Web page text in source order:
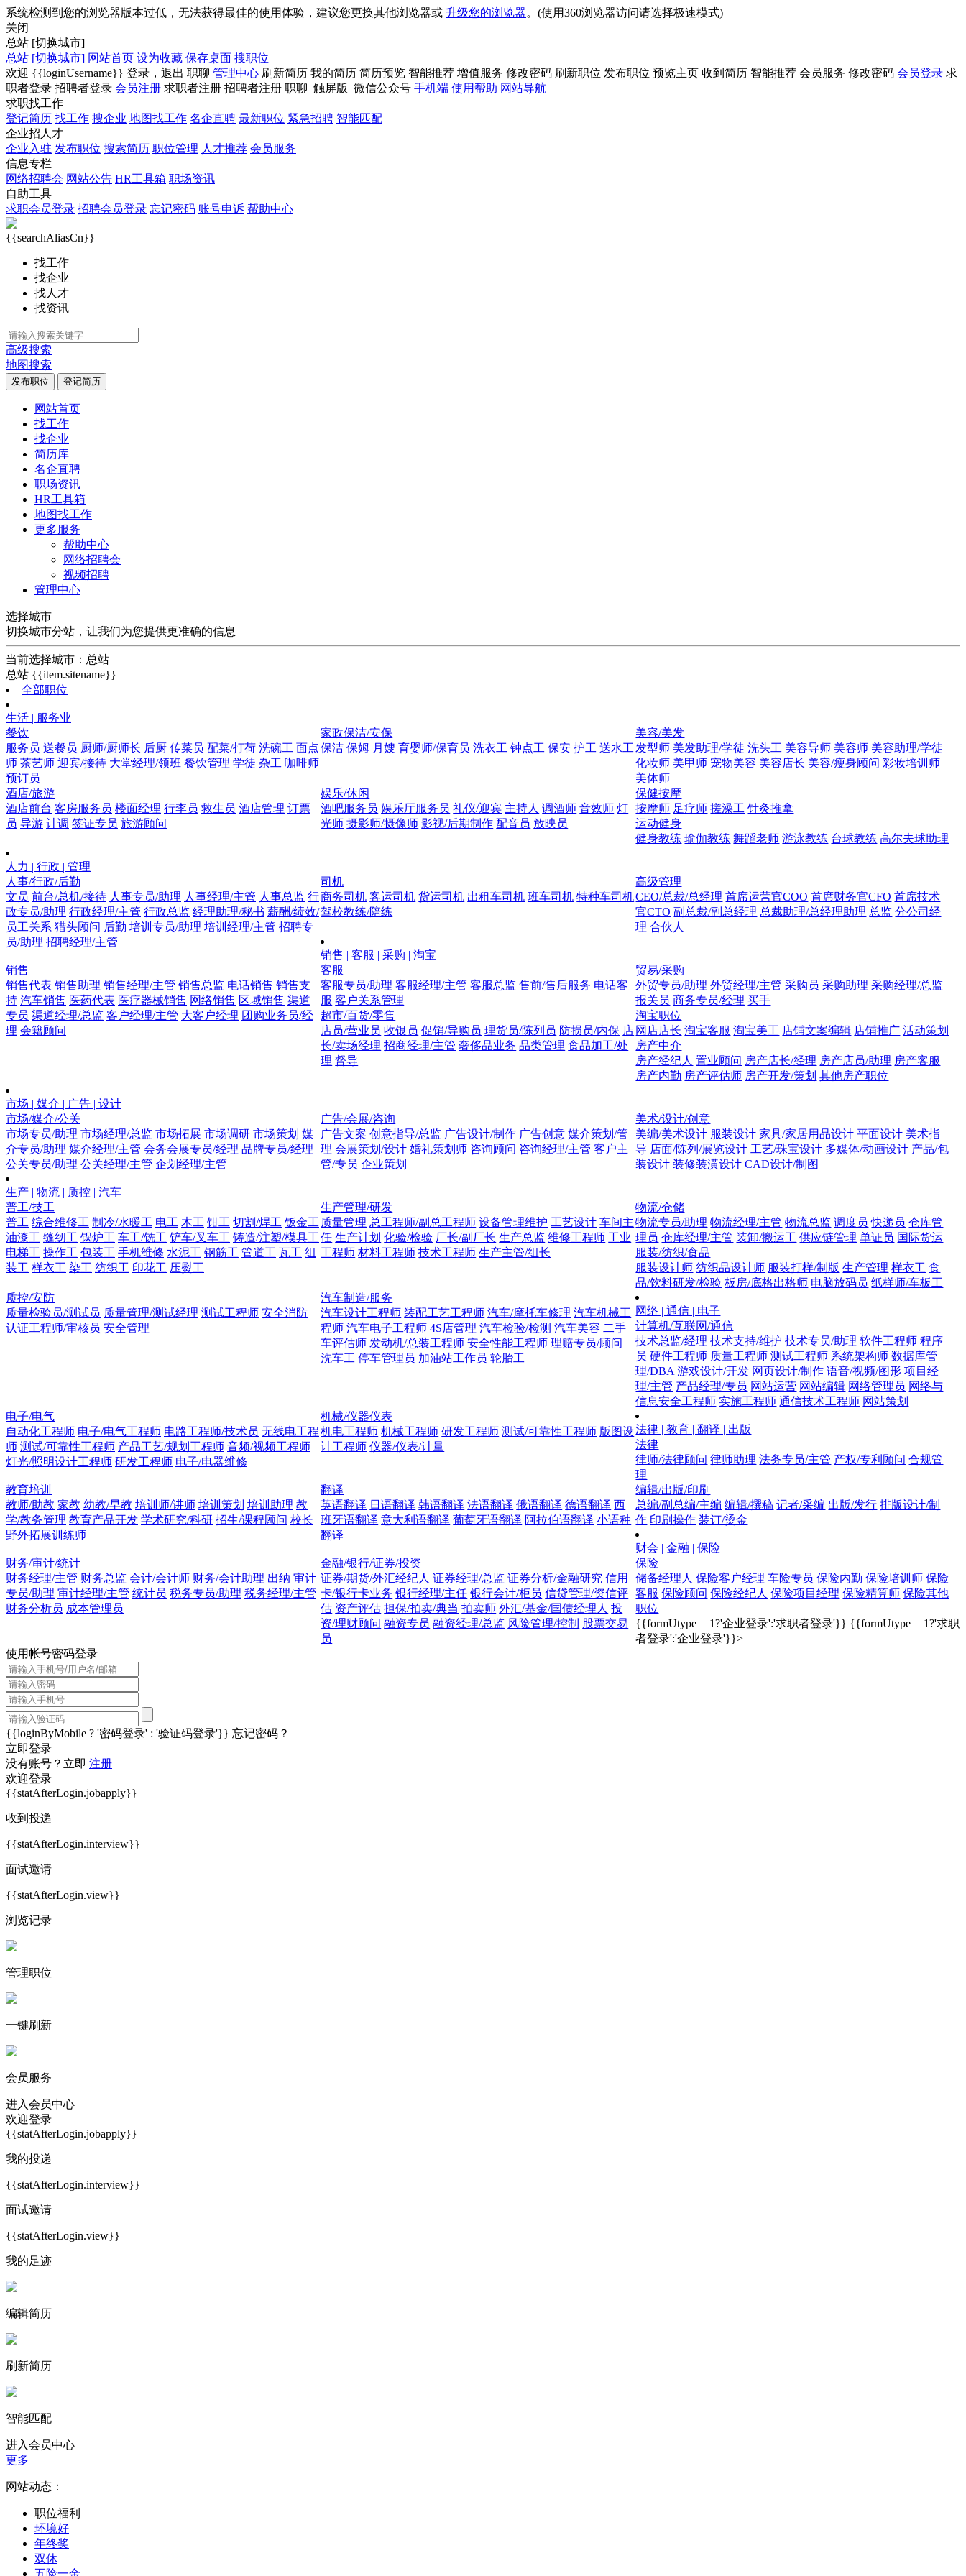
系统检测到您的浏览器版本过低，无法获得最佳的使用体验，建议您更换其他浏览器或 升级您的浏览器。(使用360浏览器访问请选择极速模式)
关闭
总站 [切换城市]
总站 [切换城市] 网站首页 设为收藏 保存桌面 搜职位
欢迎 {{loginUsername}} 登录， 退出 职聊 管理中心 刷新简历 我的简历 简历预览 智能推荐 增值服务 修改密码 刷新职位 发布职位 预览主页 收到简历 智能推荐 会员服务 修改密码 会员登录 求
职者登录 招聘者登录 会员注册 求职者注册 招聘者注册 职聊 触屏版 微信公众号 手机端 使用帮助 网站导航
求职找工作
登记简历 找工作 搜企业 地图找工作 名企直聘 最新职位 紧急招聘 智能匹配
企业招人才
企业入驻 发布职位 搜索简历 职位管理 人才推荐 会员服务
信息专栏
网络招聘会 网站公告 HR工具箱 职场资讯
自助工具
求职会员登录 招聘会员登录 忘记密码 账号申诉 帮助中心
{{searchAliasCn}}
找工作
找企业
找人才
找资讯
高级搜索
地图搜索
发布职位 登记简历
网站首页
找工作
找企业
简历库
名企直聘
职场资讯
HR工具箱
地图找工作
更多服务
帮助中心
网络招聘会
视频招聘
管理中心
选择城市
切换城市分站，让我们为您提供更准确的信息
当前选择城市： 总站
总站 {{item.sitename}}
全部职位
生活 | 服务业
餐饮
服务员 送餐员 厨师/厨师长 后厨 传菜员 配菜/打荷 洗碗工 面点
师 茶艺师 迎宾/接待 大堂经理/领班 餐饮管理 学徒 杂工 咖啡师
预订员
家政保洁/安保
保洁 保姆 月嫂 育婴师/保育员 洗衣工 钟点工 保安 护工 送水工
美容/美发
发型师 美发助理/学徒 洗头工 美容导师 美容师 美容助理/学徒
化妆师 美甲师 宠物美容 美容店长 美容/瘦身顾问 彩妆培训师
美体师
酒店/旅游
酒店前台 客房服务员 楼面经理 行李员 救生员 酒店管理 订票
员 导游 计调 签证专员 旅游顾问
娱乐/休闲
酒吧服务员 娱乐厅服务员 礼仪/迎宾 主持人 调酒师 音效师 灯
光师 摄影师/摄像师 影视/后期制作 配音员 放映员
保健按摩
按摩师 足疗师 搓澡工 针灸推拿
运动健身
健身教练 瑜伽教练 舞蹈老师 游泳教练 台球教练 高尔夫球助理
人力 | 行政 | 管理
人事/行政/后勤
文员 前台/总机/接待 人事专员/助理 人事经理/主管 人事总监 行
政专员/助理 行政经理/主管 行政总监 经理助理/秘书 薪酬/绩效/
员工关系 猎头顾问 后勤 培训专员/助理 培训经理/主管 招聘专
员/助理 招聘经理/主管
司机
商务司机 客运司机 货运司机 出租车司机 班车司机 特种车司机
驾校教练/陪练
高级管理
CEO/总裁/总经理 首席运营官COO 首席财务官CFO 首席技术
官CTO 副总裁/副总经理 总裁助理/总经理助理 总监 分公司经
理 合伙人
销售 | 客服 | 采购 | 淘宝
销售
销售代表 销售助理 销售经理/主管 销售总监 电话销售 销售支
持 汽车销售 医药代表 医疗器械销售 网络销售 区域销售 渠道
专员 渠道经理/总监 客户经理/主管 大客户经理 团购业务员/经
理 会籍顾问
客服
客服专员/助理 客服经理/主管 客服总监 售前/售后服务 电话客
服 客户关系管理
贸易/采购
外贸专员/助理 外贸经理/主管 采购员 采购助理 采购经理/总监
报关员 商务专员/经理 买手
超市/百货/零售
店员/营业员 收银员 促销/导购员 理货员/陈列员 防损员/内保 店
长/卖场经理 招商经理/主管 奢侈品业务 品类管理 食品加工/处
理 督导
淘宝职位
网店店长 淘宝客服 淘宝美工 店铺文案编辑 店铺推广 活动策划
房产中介
房产经纪人 置业顾问 房产店长/经理 房产店员/助理 房产客服
房产内勤 房产评估师 房产开发/策划 其他房产职位
市场 | 媒介 | 广告 | 设计
市场/媒介/公关
市场专员/助理 市场经理/总监 市场拓展 市场调研 市场策划 媒
介专员/助理 媒介经理/主管 会务会展专员/经理 品牌专员/经理
公关专员/助理 公关经理/主管 企划经理/主管
广告/会展/咨询
广告文案 创意指导/总监 广告设计/制作 广告创意 媒介策划/管
理 会展策划/设计 婚礼策划师 咨询顾问 咨询经理/主管 客户主
管/专员 企业策划
美术/设计/创意
美编/美术设计 服装设计 家具/家居用品设计 平面设计 美术指
导 店面/陈列/展览设计 工艺/珠宝设计 多媒体/动画设计 产品/包
装设计 装修装潢设计 CAD设计/制图
生产 | 物流 | 质控 | 汽车
普工/技工
普工 综合维修工 制冷/水暖工 电工 木工 钳工 切割/焊工 钣金工
油漆工 缝纫工 锅炉工 车工/铣工 铲车/叉车工 铸造/注塑/模具工
电梯工 操作工 包装工 手机维修 水泥工 钢筋工 管道工 瓦工 组
装工 样衣工 染工 纺织工 印花工 压熨工
生产管理/研发
质量管理 总工程师/副总工程师 设备管理维护 工艺设计 车间主
任 生产计划 化验/检验 厂长/副厂长 生产总监 维修工程师 工业
工程师 材料工程师 技术工程师 生产主管/组长
物流/仓储
物流专员/助理 物流经理/主管 物流总监 调度员 快递员 仓库管
理员 仓库经理/主管 装卸/搬运工 供应链管理 单证员 国际货运
服装/纺织/食品
服装设计师 纺织品设计师 服装打样/制版 生产管理 样衣工 食
品/饮料研发/检验 板房/底格出格师 电脑放码员 纸样师/车板工
质控/安防
质量检验员/测试员 质量管理/测试经理 测试工程师 安全消防
认证工程师/审核员 安全管理
汽车制造/服务
汽车设计工程师 装配工艺工程师 汽车/摩托车修理 汽车机械工
程师 汽车电子工程师 4S店管理 汽车检验/检测 汽车美容 二手
车评估师 发动机/总装工程师 安全性能工程师 理赔专员/顾问
洗车工 停车管理员 加油站工作员 轮胎工
网络 | 通信 | 电子
计算机/互联网/通信
技术总监/经理 技术支持/维护 技术专员/助理 软件工程师 程序
员 硬件工程师 质量工程师 测试工程师 系统架构师 数据库管
理/DBA 游戏设计/开发 网页设计/制作 语音/视频/图形 项目经
理/主管 产品经理/专员 网站运营 网站编辑 网络管理员 网络与
信息安全工程师 实施工程师 通信技术工程师 网站策划
电子/电气
自动化工程师 电子/电气工程师 电路工程师/技术员 无线电工程
师 测试/可靠性工程师 产品工艺/规划工程师 音频/视频工程师
灯光/照明设计工程师 研发工程师 电子/电器维修
机械/仪器仪表
机电工程师 机械工程师 研发工程师 测试/可靠性工程师 版图设
计工程师 仪器/仪表/计量
法律 | 教育 | 翻译 | 出版
法律
律师/法律顾问 律师助理 法务专员/主管 产权/专利顾问 合规管
理
教育培训
教师/助教 家教 幼教/早教 培训师/讲师 培训策划 培训助理 教
学/教务管理 教育产品开发 学术研究/科研 招生/课程顾问 校长
野外拓展训练师
翻译
英语翻译 日语翻译 韩语翻译 法语翻译 俄语翻译 德语翻译 西
班牙语翻译 意大利语翻译 葡萄牙语翻译 阿拉伯语翻译 小语种
翻译
编辑/出版/印刷
总编/副总编/主编 编辑/撰稿 记者/采编 出版/发行 排版设计/制
作 印刷操作 装订/烫金
财会 | 金融 | 保险
财务/审计/统计
财务经理/主管 财务总监 会计/会计师 财务/会计助理 出纳 审计
专员/助理 审计经理/主管 统计员 税务专员/助理 税务经理/主管
财务分析员 成本管理员
金融/银行/证券/投资
证券/期货/外汇经纪人 证券经理/总监 证券分析/金融研究 信用
卡/银行卡业务 银行经理/主任 银行会计/柜员 信贷管理/资信评
估 资产评估 担保/拍卖/典当 拍卖师 外汇/基金/国债经理人 投
资/理财顾问 融资专员 融资经理/总监 风险管理/控制 股票交易
员
保险
储备经理人 保险客户经理 车险专员 保险内勤 保险培训师 保险
客服 保险顾问 保险经纪人 保险项目经理 保险精算师 保险其他
职位
{{formUtype==1?'企业登录':'求职者登录'}} {{formUtype==1?'求职
者登录':'企业登录'}}>
使用帐号密码登录
{{loginByMobile ? '密码登录' : '验证码登录'}} 忘记密码？
立即登录
没有账号？立即 注册
欢迎登录
{{statAfterLogin.jobapply}}
收到投递
{{statAfterLogin.interview}}
面试邀请
{{statAfterLogin.view}}
浏览记录
管理职位
一键刷新
会员服务
进入会员中心
欢迎登录
{{statAfterLogin.jobapply}}
我的投递
{{statAfterLogin.interview}}
面试邀请
{{statAfterLogin.view}}
我的足迹
编辑简历
刷新简历
智能匹配
进入会员中心
更多
网站动态：
职位福利
环境好
年终奖
双休
五险一金